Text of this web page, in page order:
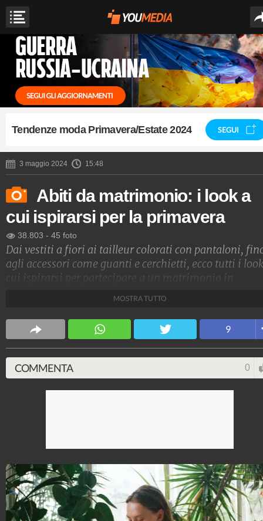
Tendenze moda Primavera/Estate 2024 SEGUI
3 maggio 2024 15:48
Abiti da matrimonio: i look a
cui ispirarsi per la primavera
38.803 - 45 foto
Dai vestiti a fiori ai tailleur colorati con pantaloni,
agli accessori come guanti e cerchietti, ecco tutti i
cui ispirarsi per partecipare a un matrimonio in
Stile e trend
1.515.077.039 1.957 video 138.074 foto
MOSTRA TUTTO
9
COMMENTA 0